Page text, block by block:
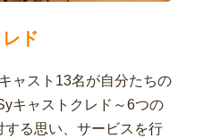
ド
ャスト13名が自分たちの
キャストクレド～6つの
る思い、サービスを行